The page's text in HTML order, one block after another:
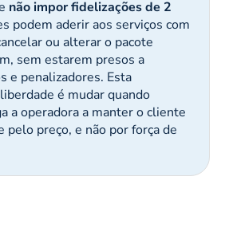
não impor fidelizações de 2
podem aderir aos serviços com
ou alterar o pacote
sem estarem presos a
e penalizadores. Esta
é mudar quando
a operadora a manter o cliente
pelo preço, e não por força de